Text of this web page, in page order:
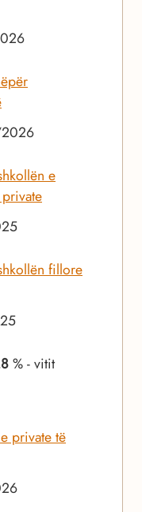
e
fillore
% - vitit
private të